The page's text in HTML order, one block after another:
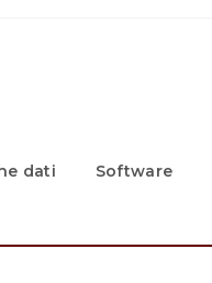
dati Software